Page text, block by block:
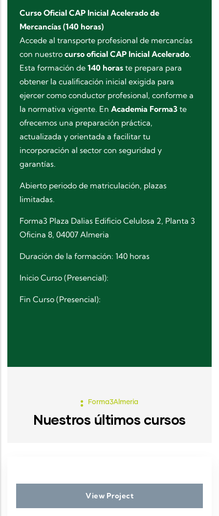
Curso Oficial CAP Inicial Acelerado de
Mercancías (140 horas)
Accede al transporte profesional de mercancías
con nuestro curso oficial CAP Inicial Acelerado.
Esta formación de 140 horas te prepara para
obtener la cualificación inicial exigida para
ejercer como conductor profesional, conforme a
la normativa vigente. En Academia Forma3 te
ofrecemos una preparación práctica,
actualizada y orientada a facilitar tu
incorporación al sector con seguridad y
garantías.
Abierto periodo de matriculación, plazas
limitadas.
Forma3 Plaza Dalias Edificio Celulosa 2, Planta 3
Oficina 8, 04007 Almeria
Duración de la formación: 140 horas
Inicio Curso (Presencial):
Fin Curso (Presencial):
Forma3Almeria
Nuestros últimos cursos
View Project